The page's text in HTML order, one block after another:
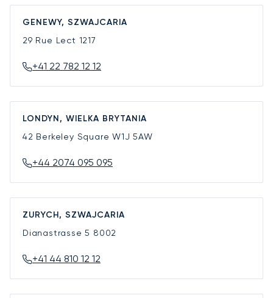
GENEWY, SZWAJCARIA
29 Rue Lect 1217
+41 22 782 12 12
LONDYN, WIELKA BRYTANIA
42 Berkeley SquareW1J 5AW
+44 2074 095 095
ZURYCH, SZWAJCARIA
Dianastrasse 5 8002
+41 44 810 12 12